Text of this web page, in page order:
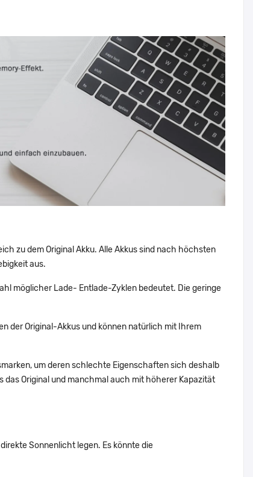
zu dem Original Akku. Alle Akkus sind nach höchsten
aus.
möglicher Lade- Entlade-Zyklen bedeutet. Die geringe
der Original-Akkus und können natürlich mit Ihrem
um deren schlechte Eigenschaften sich deshalb
Original und manchmal auch mit höherer Kapazität
Sonnenlicht legen. Es könnte die